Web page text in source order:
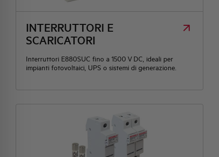
INTERRUTTORI E
SCARICATORI
Interruttori E880SUC fino a 1500 V DC, ideali per
impianti fotovoltaici, UPS o sistemi di generazione.
HQ & TEAM
ATTIVITÀ E MERCATI